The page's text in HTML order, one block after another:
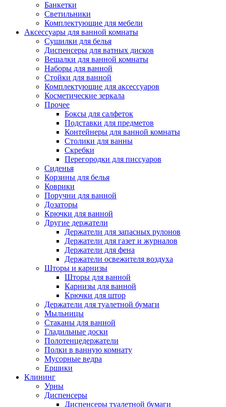
Банкетки
Светильники
Комплектующие для мебели
Аксессуары для ванной комнаты
Сушилки для белья
Диспенсеры для ватных дисков
Вешалки для ванной комнаты
Наборы для ванной
Стойки для ванной
Комплектующие для аксессуаров
Косметические зеркала
Прочее
Боксы для салфеток
Подставки для предметов
Контейнеры для ванной комнаты
Столики для ванны
Скребки
Перегородки для писсуаров
Сиденья
Корзины для белья
Коврики
Поручни для ванной
Дозаторы
Крючки для ванной
Другие держатели
Держатели для запасных рулонов
Держатели для газет и журналов
Держатели для фена
Держатели освежителя воздуха
Шторы и карнизы
Шторы для ванной
Карнизы для ванной
Крючки для штор
Держатели для туалетной бумаги
Мыльницы
Стаканы для ванной
Гладильные доски
Полотенцедержатели
Полки в ванную комнату
Мусорные ведра
Ершики
Клининг
Урны
Диспенсеры
Диспенсеры туалетной бумаги